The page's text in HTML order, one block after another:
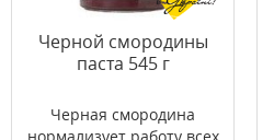
Черной смородины
паста 545 г
Черная смородина